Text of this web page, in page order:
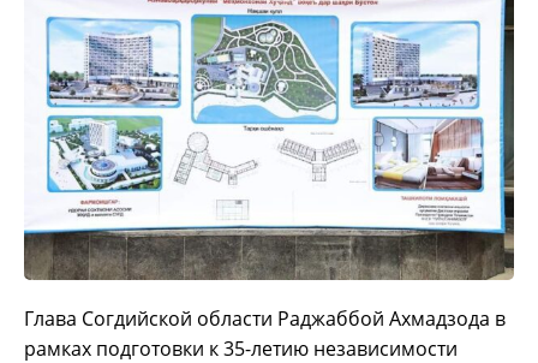
Глава Согдийской области Раджаббой Ахмадзода в
рамках подготовки к 35-летию независимости